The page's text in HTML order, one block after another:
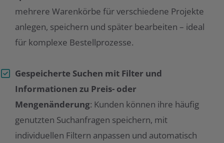
mehrere Warenkörbe für verschiedene Projekte
anlegen, speichern und später bearbeiten – ideal
für komplexe Bestellprozesse.
Gespeicherte Suchen mit Filter und
Informationen zu Preis- oder
Mengenänderung: Kunden können ihre häufig
genutzten Suchanfragen speichern, mit
individuellen Filtern anpassen und automatisch